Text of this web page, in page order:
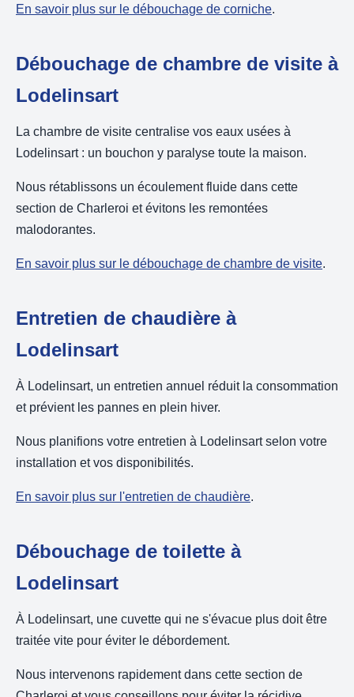
En savoir plus sur le débouchage de corniche.
Débouchage de chambre de visite à
Lodelinsart
La chambre de visite centralise vos eaux usées à
Lodelinsart : un bouchon y paralyse toute la maison.
Nous rétablissons un écoulement fluide dans cette
section de Charleroi et évitons les remontées
malodorantes.
En savoir plus sur le débouchage de chambre de visite.
Entretien de chaudière à
Lodelinsart
À Lodelinsart, un entretien annuel réduit la consommation
et prévient les pannes en plein hiver.
Nous planifions votre entretien à Lodelinsart selon votre
installation et vos disponibilités.
En savoir plus sur l'entretien de chaudière.
Débouchage de toilette à
Lodelinsart
À Lodelinsart, une cuvette qui ne s'évacue plus doit être
traitée vite pour éviter le débordement.
Nous intervenons rapidement dans cette section de